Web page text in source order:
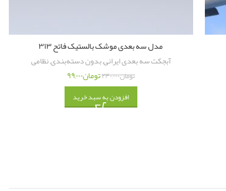
مدل سه بعدی موشک بالستیک فاتح ۳۱۳
آبجکت سه بعدی ایرانی,بدون دسته‌بندی,نظامی
تومان۲۴۰,۰۰۰تومان۹۹,۰۰۰
افزودن به سبد خرید